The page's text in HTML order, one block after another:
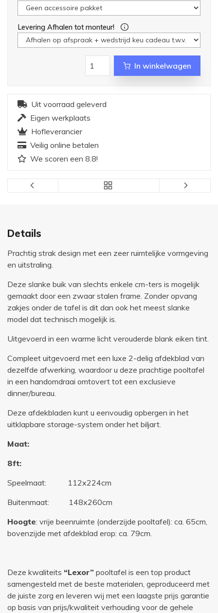
Levering Afhalen tot monteur!
In winkelwagen
Uit voorraad geleverd
Eigen werkplaats
Hofleverancier
Veilig online betalen
We scoren een 8.8!
Details
Prachtig strak design met een zeer ruimtelijke vormgeving
en uitstraling.
Deze slanke buik van slechts enkele cm-ters is mogelijk
gemaakt door een zwaar stalen frame. Zonder opvang
zakjes onder de tafel is dit dan ook het meest slanke
model dat technisch mogelijk is.
Uitgevoerd in een warme licht verouderde blank eiken tint.
Compleet uitgevoerd met een luxe 2-delig afdekblad van
dezelfde afwerking, waardoor u deze prachtige pooltafel
in een handomdraai omtovert tot een exclusieve
dinner/bureau.
Deze afdekbladen kunt u eenvoudig opbergen in het
uitklapbare storage-system onder het biljart.
Maat:
8ft:
Speelmaat: 112x224cm
Buitenmaat: 148x260cm
Hoogte: vrije beenruimte (onderzijde pooltafel): ca. 65cm,
bovenzijde met afdekblad erop: ca. 79cm.
Deze kwaliteits “Lexor” pooltafel is een top product
samengesteld met de beste materialen, geproduceerd met
de juiste zorg en leveren wij met een laagste prijs garantie
op basis van prijs/kwaliteit verhouding voor de gehele